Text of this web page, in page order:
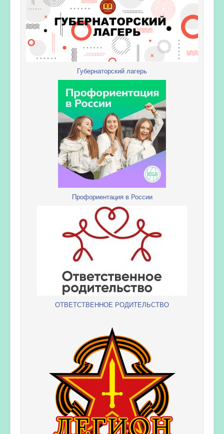
Губернаторский лагерь
Профориентация в России
ОТВЕТСТВЕННОЕ РОДИТЕЛЬСТВО